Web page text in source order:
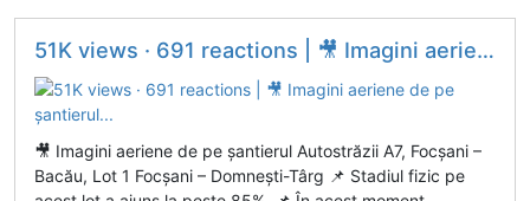
51K views · 691 reactions | 🎥 Imagini aeriene de pe șantierul...
🎥 Imagini aeriene de pe șantierul Autostrăzii A7, Focșani –
Bacău, Lot 1 Focșani – Domnești-Târg 📌 Stadiul fizic pe